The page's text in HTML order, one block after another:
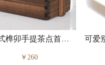
新中式榫卯手提茶点首饰收纳盒
￥260